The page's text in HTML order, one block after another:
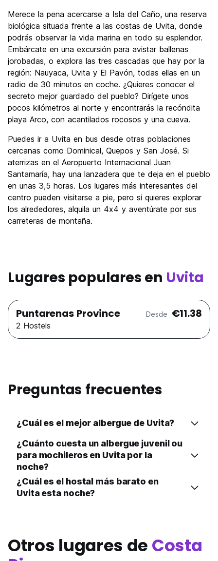
Merece la pena acercarse a Isla del Caño, una reserva
biológica situada frente a las costas de Uvita, donde
podrás observar la vida marina en todo su esplendor.
Embárcate en una excursión para avistar ballenas
jorobadas, o explora las tres cascadas que hay por la
región: Nauyaca, Uvita y El Pavón, todas ellas en un
radio de 30 minutos en coche. ¿Quieres conocer el
secreto mejor guardado del pueblo? Dirígete unos
pocos kilómetros al norte y encontrarás la recóndita
playa Arco, con acantilados rocosos y una cueva.
Puedes ir a Uvita en bus desde otras poblaciones
cercanas como Dominical, Quepos y San José. Si
aterrizas en el Aeropuerto Internacional Juan
Santamaría, hay una lanzadera que te deja en el pueblo
en unas 3,5 horas. Los lugares más interesantes del
centro pueden visitarse a pie, pero si quieres explorar
los alrededores, alquila un 4x4 y aventúrate por sus
carreteras de montaña.
Lugares populares en Uvita
Puntarenas Province Desde €11.38
2 Hostels
Preguntas frecuentes
¿Cuál es el mejor albergue de Uvita?
¿Cuánto cuesta un albergue juvenil ou
para mochileros en Uvita por la
noche?
¿Cuál es el hostal más barato en
Uvita esta noche?
Otros lugares de Costa